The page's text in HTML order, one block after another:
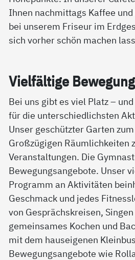
Ihnen nachmittags Kaffee
bei unserem Friseur im
sich vorher schön machen
Viel­fäl­ti­ge
Bei uns gibt es viel Platz –
für die unterschiedlichsten
Unser geschützter Garten
Großzügigen Räumlichkeiten
Veranstaltungen. Die
Bewegungsangebote. Unser
Programm an Aktivitäten
Geschmack und jedes
von Gesprächskreisen,
gemeinsames Kochen und
mit dem hauseigenen
Bewegungsangebote wie